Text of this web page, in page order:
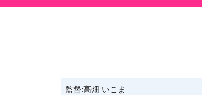
監督:高畑 いこま